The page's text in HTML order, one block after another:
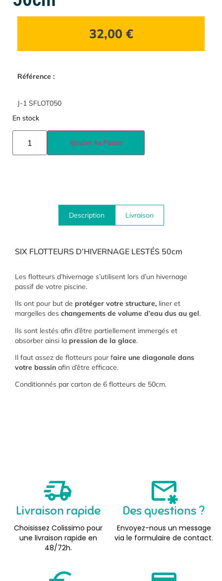
32,00 €
Référence :
J-1 SFLOT050
En stock
Ajouter Au Panier
Description Livraison
SIX FLOTTEURS D’HIVERNAGE LESTÉS 50cm
Les flotteurs d’hivernage s’utilisent lors d’un hivernage
passif de votre piscine.
Ils ont pour but de protéger votre structure, liner et
margelles des changements de volume d’eau dus au gel.
Ils sont lestés afin d’être partiellement immergés et
absorber ainsi la pression de la glace.
Il faut assez de flotteurs pour faire une diagonale dans
votre bassin afin d’être efficace.
Conditionnés par carton de 6 flotteurs de 50cm.
Livraison rapide
Choisissez Colissimo pour
une livraison rapide en
48/72h.
Des questions ?
Envoyez-nous un message
via le formulaire de contact.